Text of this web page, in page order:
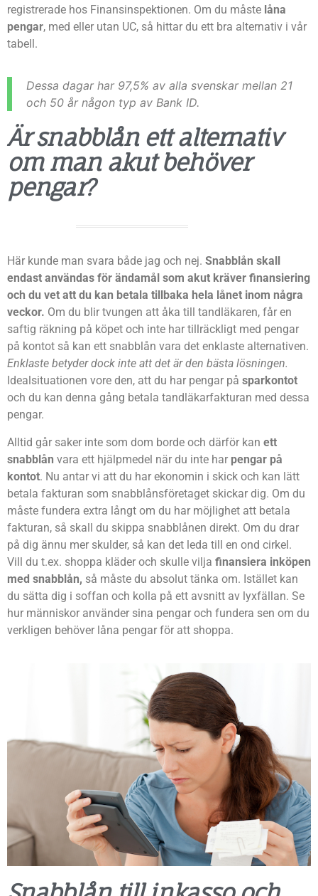
registrerade hos Finansinspektionen. Om du måste låna
pengar, med eller utan UC, så hittar du ett bra alternativ i vår
tabell.
Dessa dagar har 97,5% av alla svenskar mellan 21
och 50 år någon typ av Bank ID.
Är snabblån ett alternativ
om man akut behöver
pengar?
Här kunde man svara både jag och nej. Snabblån skall
endast användas för ändamål som akut kräver finansiering
och du vet att du kan betala tillbaka hela lånet inom några
veckor. Om du blir tvungen att åka till tandläkaren, får en
saftig räkning på köpet och inte har tillräckligt med pengar
på kontot så kan ett snabblån vara det enklaste alternativen.
Enklaste betyder dock inte att det är den bästa lösningen.
Idealsituationen vore den, att du har pengar på sparkontot
och du kan denna gång betala tandläkarfakturan med dessa
pengar.
Alltid går saker inte som dom borde och därför kan ett
snabblån vara ett hjälpmedel när du inte har pengar på
kontot. Nu antar vi att du har ekonomin i skick och kan lätt
betala fakturan som snabblånsföretaget skickar dig. Om du
måste fundera extra långt om du har möjlighet att betala
fakturan, så skall du skippa snabblånen direkt. Om du drar
på dig ännu mer skulder, så kan det leda till en ond cirkel.
Vill du t.ex. shoppa kläder och skulle vilja finansiera inköpen
med snabblån, så måste du absolut tänka om. Istället kan
du sätta dig i soffan och kolla på ett avsnitt av lyxfällan. Se
hur människor använder sina pengar och fundera sen om du
verkligen behöver låna pengar för att shoppa.